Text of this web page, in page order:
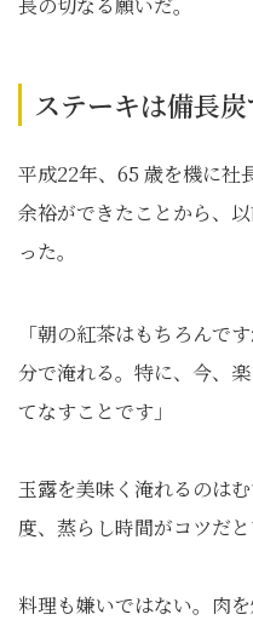
ステーキは備長炭
平成22年、65 歳を機に社
余裕ができたことから、
った。
「朝の紅茶はもちろんで
分で淹れる。特に、今、
てなすことです」
玉露を美味く淹れるのは
度、蒸らし時間がコツだと
料理も嫌いではない。肉